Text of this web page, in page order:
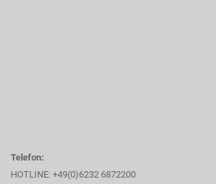
Telefon:
HOTLINE: +49(0)6232 6872200